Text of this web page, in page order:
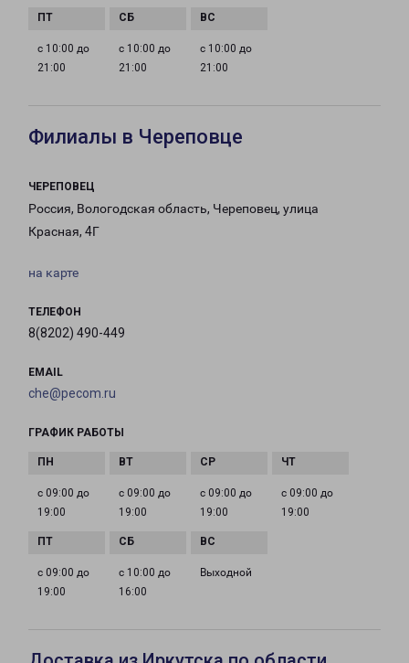
с 10:00 до
21:00
с 10:00 до
21:00
с 10:00 до
21:00
Филиалы в Череповце
ЧЕРЕПОВЕЦ
Россия, Вологодская область, Череповец, улица
Красная, 4Г
на карте
ТЕЛЕФОН
8(8202) 490-449
EMAIL
che@pecom.ru
ГРАФИК РАБОТЫ
с 09:00 до
19:00
с 09:00 до
19:00
с 09:00 до
19:00
с 09:00 до
19:00
с 09:00 до
19:00
с 10:00 до
16:00
Выходной